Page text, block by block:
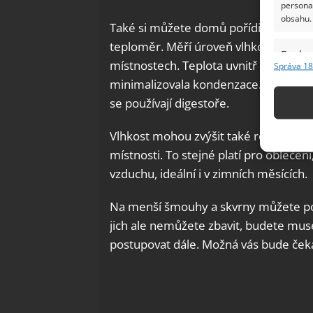
obsahu.
Funkce
Správa
Také si můžete domů pořídit
teploměr. Měří úroveň vlhkosti.
místnostech. Teplota uvnitř bytu by
minimalizovala kondenzace.
se používají digestoře.
Vlhkost mohou zvýšit také rostliny,
místnosti. To stejné platí pro
vzduchu, ideální i v zimních měsících.
Na menší šmouhy a skvrny můžete
jich ale nemůžete zbavit, budete
postupovat dále. Možná vás bude